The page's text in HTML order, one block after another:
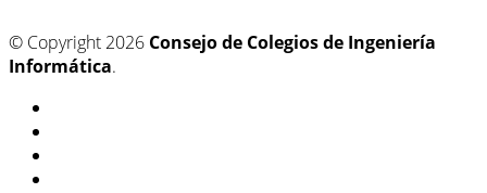
© Copyright 2026 Consejo de Colegios de Ingeniería
Informática.